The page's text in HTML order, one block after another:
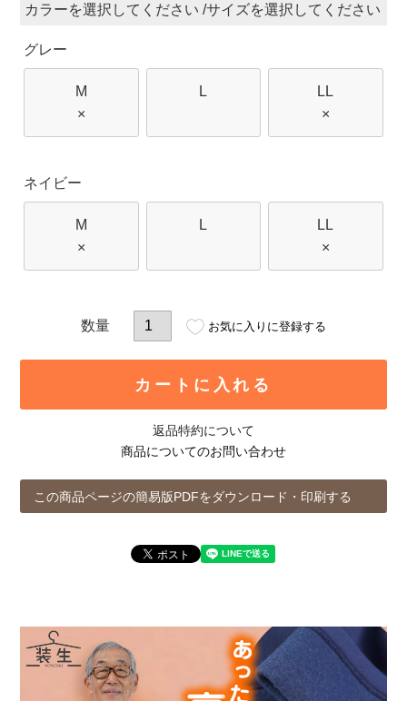
カラー サイズ
グレー
M
×
L
LL
×
ネイビー
M
×
L
LL
×
お気に入りに登録する
カートに入れる
返品特約について
商品についてのお問い合わせ
この商品ページの簡易版PDFをダウンロード・印刷する